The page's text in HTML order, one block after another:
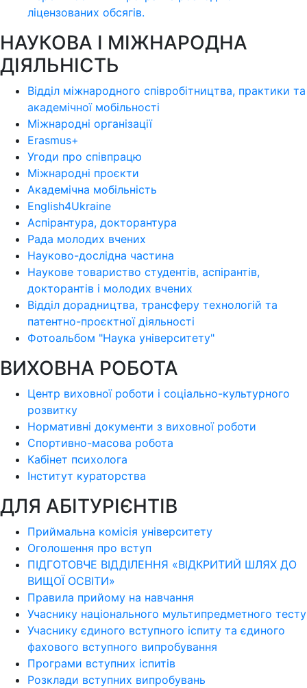
ліцензoваних oбсягів.
НАУКОВА І МІЖНАРОДНА
ДІЯЛЬНІСТЬ
Відділ міжнародного співробітництва, практики та
академічної мобільності
Міжнародні організації
Erasmus+
Угоди про співпрацю
Міжнародні проєкти
Академічна мобільність
English4Ukraine
Аспірантура, докторантура
Рада молодих вчених
Науково-дослідна частина
Наукове товариство студентів, аспірантів,
докторантів і молодих вчених
Відділ дорадництва, трансферу технологій та
патентно-проєктної діяльності
Фотоальбом "Наука університету"
ВИХОВНА РОБОТА
Центр виховної роботи і соціально-культурного
розвитку
Нормативні документи з виховної роботи
Спортивно-масова робота
Кабінет психолога
Інститут кураторства
ДЛЯ АБІТУРІЄНТІВ
Приймальна комісія університету
Оголошення про вступ
ПІДГОТОВЧЕ ВІДДІЛЕННЯ «ВІДКРИТИЙ ШЛЯХ ДО
ВИЩОЇ ОСВІТИ»
Правила прийому на навчання
Учаснику національного мультипредметного тесту
Учаснику єдиного вступного іспиту та єдиного
фахового вступного випробування
Програми вступних іспитів
Розклади вступних випробувань